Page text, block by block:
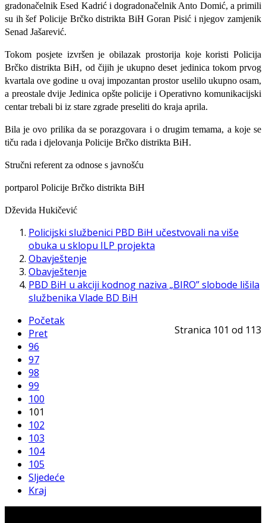
gradonačelnik Esed Kadrić i dogradonačelnik Anto Domić, a primili
su ih šef Policije Brčko distrikta BiH Goran Pisić i njegov zamjenik
Senad Jašarević.
Tokom posjete izvršen je obilazak prostorija koje koristi Policija
Brčko distrikta BiH, od čijih je ukupno deset jedinica tokom prvog
kvartala ove godine u ovaj impozantan prostor uselilo ukupno osam,
a preostale dvije Jedinica opšte policije i Operativno komunikacijski
centar trebali bi iz stare zgrade preseliti do kraja aprila.
Bila je ovo prilika da se porazgovara i o drugim temama, a koje se
tiču rada i djelovanja Policije Brčko distrikta BiH.
Stručni referent za odnose s javnošću
portparol Policije Brčko distrikta BiH
Dževida Hukičević
Policijski službenici PBD BiH učestvovali na više
obuka u sklopu ILP projekta
Obavještenje
Obavještenje
PBD BiH u akciji kodnog naziva „BIRO” slobode lišila
službenika Vlade BD BiH
Stranica 101 od 113
Početak
Pret
96
97
98
99
100
101
102
103
104
105
Sljedeće
Kraj